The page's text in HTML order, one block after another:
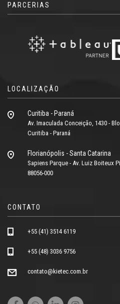
PARCERIAS
LOCALIZAÇÃO
Curitiba - Paraná
Av. Imaculada Conceição, 1430 -
Curitiba - Paraná
Florianópolis - Santa Catarina
Sapiens Parque - Av. Luiz Boiteux
88056-000
CONTATO
+55 (41) 3514 6119
+55 (48) 3036 9756
contato@kietec.com.br